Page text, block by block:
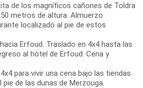
de los magníficos cañones de Toldra
metros de altura. Almuerzo
localizado al pie de estos
Erfoud. Traslado en 4x4 hasta las
al hotel de Erfoud. Cena y
para vivir una cena bajo las tiendas
de las dunas de Merzouga.